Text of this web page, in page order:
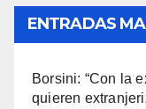
ENTRADAS
Borsini: “Con la
quieren